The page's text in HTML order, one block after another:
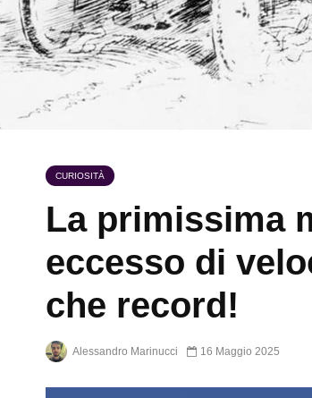
CURIOSITÀ
La primissima
eccesso di
che record!
Alessandro Marinucci 16 Maggio 2025